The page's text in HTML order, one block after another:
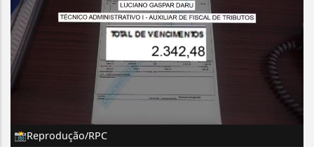
📸Reprodução/RPC